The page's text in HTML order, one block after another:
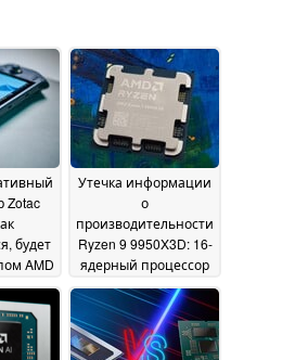
Zotac
будет
AMD
серии
2025
Утечка информации
о
производительности
Ryzen 9 9950X3D: 16-
ядерный процессор
Zen 5 X3D, как
сообщается, не
медленнее Ryzen 9
9950X24 December 2024